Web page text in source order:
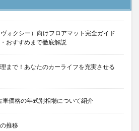
ヴォクシー）向けフロアマット完全ガイド
おすすめまで徹底解説
まで！あなたのカーライフを充実させる
車価格の年式別相場について紹介
推移